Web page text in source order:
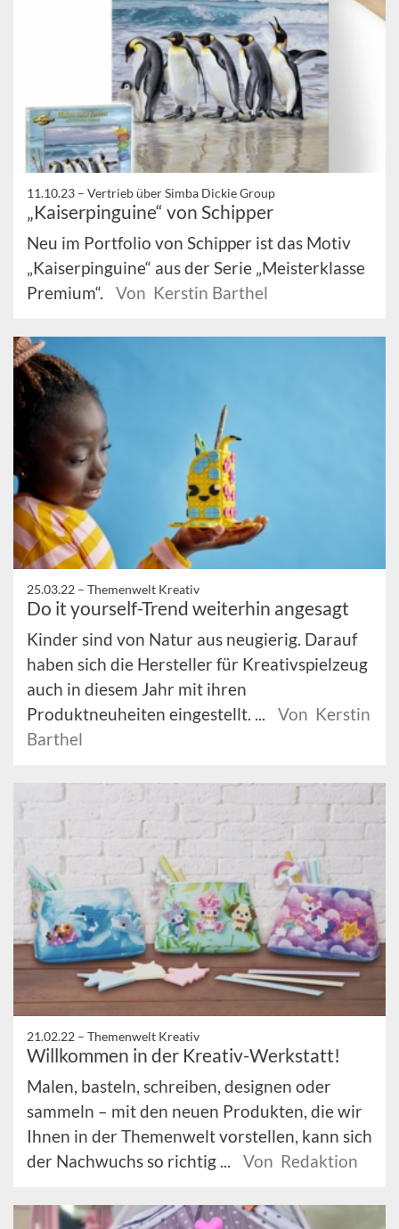
11.10.23 – Vertrieb über Simba Dickie Group
„Kaiserpinguine“ von Schipper
Neu im Portfolio von Schipper ist das Motiv
„Kaiserpinguine“ aus der Serie „Meisterklasse
Premium“.
Von Kerstin Barthel
25.03.22 – Themenwelt Kreativ
Do it yourself-Trend weiterhin angesagt
Kinder sind von Natur aus neugierig. Darauf
haben sich die Hersteller für Kreativspielzeug
auch in diesem Jahr mit ihren
Produktneuheiten eingestellt. ...
Von Kerstin
Barthel
21.02.22 – Themenwelt Kreativ
Willkommen in der Kreativ-Werkstatt!
Malen, basteln, schreiben, designen oder
sammeln – mit den neuen Produkten, die wir
Ihnen in der Themenwelt vorstellen, kann sich
der Nachwuchs so richtig ...
Von Redaktion